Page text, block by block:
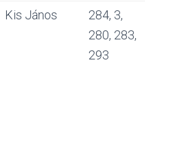
Kis János
284, 3,
280, 283,
293